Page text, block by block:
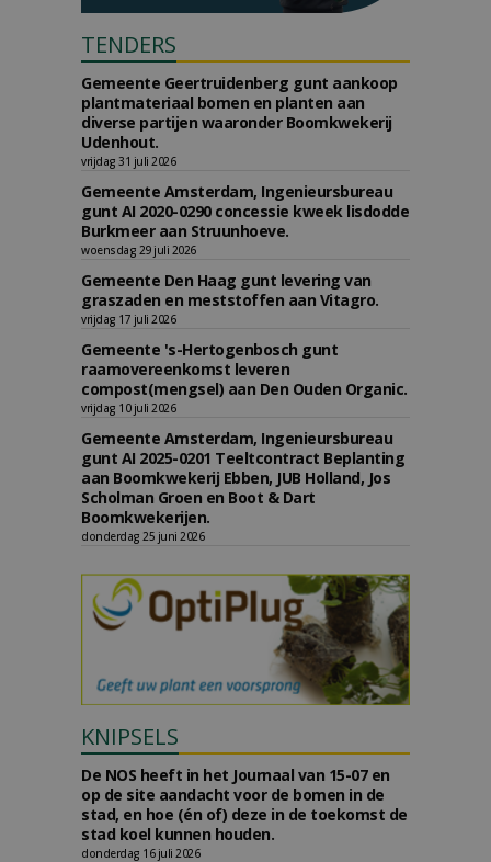
TENDERS
Gemeente Geertruidenberg gunt aankoop
plantmateriaal bomen en planten aan
diverse partijen waaronder Boomkwekerij
Udenhout.
vrijdag 31 juli 2026
Gemeente Amsterdam, Ingenieursbureau
gunt AI 2020-0290 concessie kweek lisdodde
Burkmeer aan Struunhoeve.
woensdag 29 juli 2026
Gemeente Den Haag gunt levering van
graszaden en meststoffen aan Vitagro.
vrijdag 17 juli 2026
Gemeente 's-Hertogenbosch gunt
raamovereenkomst leveren
compost(mengsel) aan Den Ouden Organic.
vrijdag 10 juli 2026
Gemeente Amsterdam, Ingenieursbureau
gunt AI 2025-0201 Teeltcontract Beplanting
aan Boomkwekerij Ebben, JUB Holland, Jos
Scholman Groen en Boot & Dart
Boomkwekerijen.
donderdag 25 juni 2026
KNIPSELS
De NOS heeft in het Journaal van 15-07 en
op de site aandacht voor de bomen in de
stad, en hoe (én of) deze in de toekomst de
stad koel kunnen houden.
donderdag 16 juli 2026